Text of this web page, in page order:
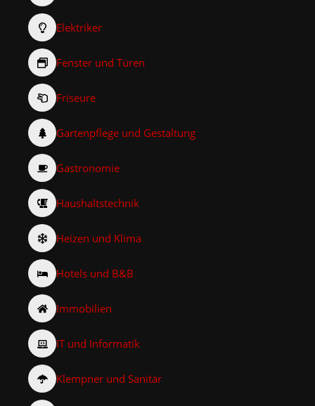
Elektriker
Fenster und Türen
Friseure
Gartenpflege und Gestaltung
Gastronomie
Haushaltstechnik
Heizen und Klima
Hotels und B&B
Immobilien
IT und Informatik
Klempner und Sanitär